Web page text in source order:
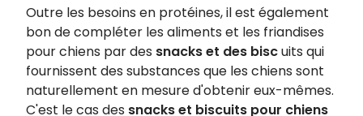
Outre les besoins en protéines, il est également
bon de compléter les aliments et les friandises
pour chiens par des snacks et des biscuits qui
fournissent des substances que les chiens sont
naturellement en mesure d'obtenir eux-mêmes.
C'est le cas des snacks et biscuits pour chiens